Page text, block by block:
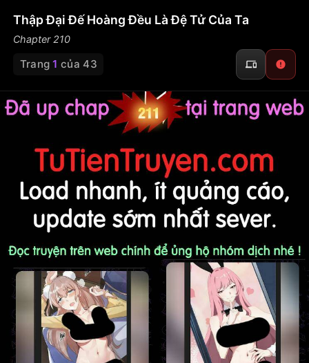
Thập Đại Đế Hoàng Đều Là Đệ Tử Của Ta
Chapter 210
Trang1 của 43